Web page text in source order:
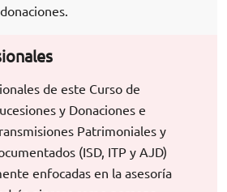
de este Curso de
y Donaciones e
Patrimoniales y
(ISD, ITP y AJD)
enfocadas en la asesoría